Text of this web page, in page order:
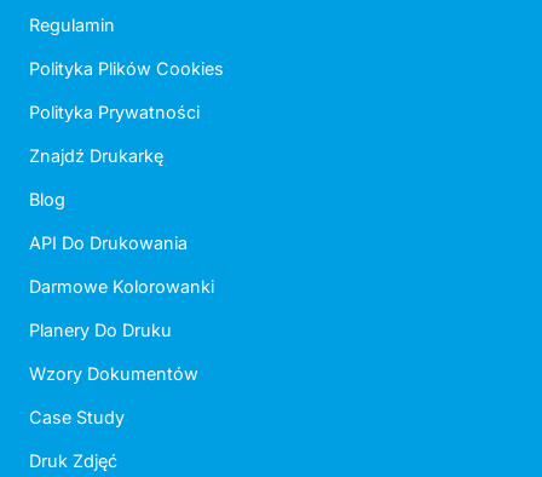
Regulamin
Polityka Plików Cookies
Polityka Prywatności
Znajdź Drukarkę
Blog
API Do Drukowania
Darmowe Kolorowanki
Planery Do Druku
Wzory Dokumentów
Case Study
Druk Zdjęć